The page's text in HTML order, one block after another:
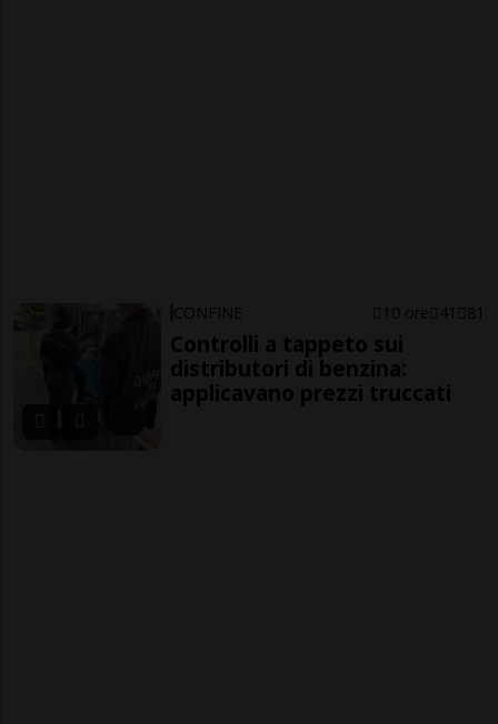
CONFINE 10 ore 41 81
Controlli a tappeto sui
distributori di benzina:
applicavano prezzi truccati